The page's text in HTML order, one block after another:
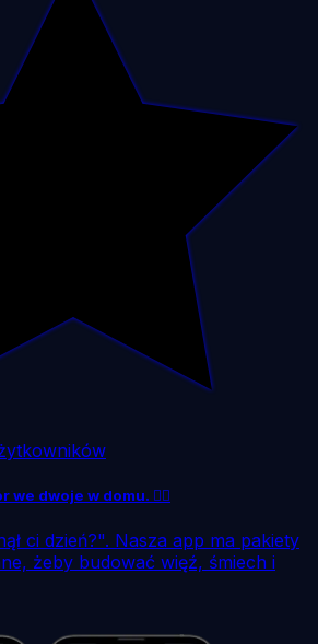
we dwoje w domu. ❤️‍🔥
ci dzień?". Nasza app ma pakiety
żeby budować więź, śmiech i